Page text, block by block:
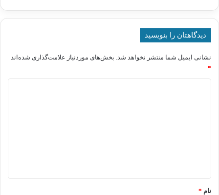
دیدگاهتان را بنویسید
نشانی ایمیل شما منتشر نخواهد شد. بخش‌های موردنیاز علامت‌گذاری شده‌اند
*
نام *